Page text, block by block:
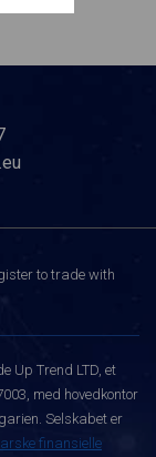
to trade with
Up Trend LTD, et
med hovedkontor
Selskabet er
finansielle